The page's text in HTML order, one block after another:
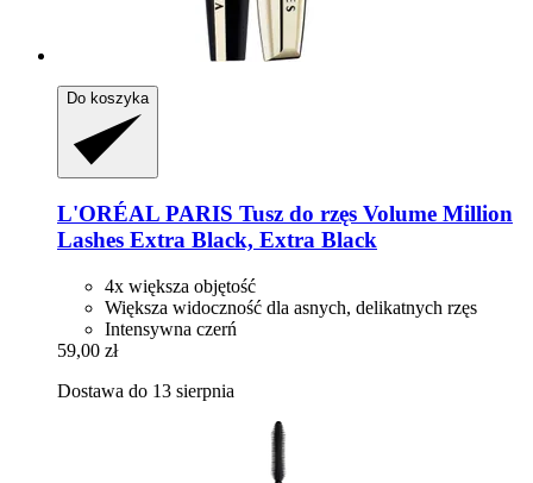
Do koszyka
L'ORÉAL PARIS Tusz do rzęs Volume Million
Lashes Extra Black, Extra Black
4x większa objętość
Większa widoczność dla asnych, delikatnych rzęs
Intensywna czerń
59,00 zł
Dostawa do 13 sierpnia